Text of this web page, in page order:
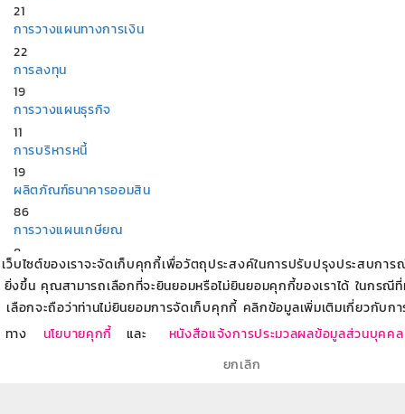
เว็บไซต์ของเราจะจัดเก็บคุกกี้เพื่อวัตถุประสงค์ในการปรับปรุงประสบการ
ยิ่งขึ้น คุณสามารถเลือกที่จะยินยอมหรือไม่ยินยอมคุกกี้ของเราได้ ในกรณีที่
เลือกจะถือว่าท่านไม่ยินยอมการจัดเก็บคุกกี้ คลิกข้อมูลเพิ่มเติมเกี่ยวกับก
ทาง
นโยบายคุกกี้ และ
หนังสือแจ้งการประมวลผลข้อมูลส่วนบุคคล
ยกเลิก
21
การวางแผนทางการเงิน
22
การลงทุน
19
การวางแผนธุรกิจ
11
การบริหารหนี้
19
ผลิตภัณฑ์ธนาคารออมสิน
86
การวางแผนเกษียณ
8
บริการทางการเงินกับธนาคารออมสิน
7
สร้างอาชีพ สร้างรายได้
18